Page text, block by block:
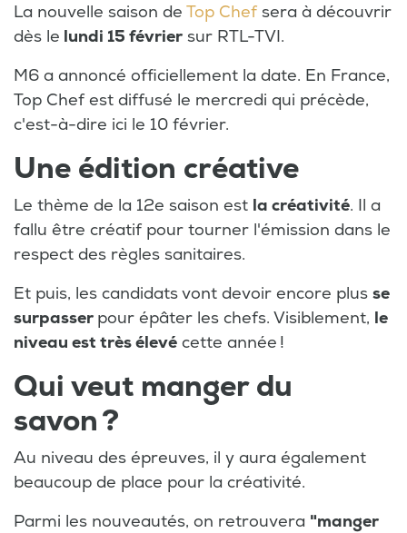
La nouvelle saison de Top Chef sera à découvrir
dès le lundi 15 février sur RTL-TVI.
M6 a annoncé officiellement la date. En France,
Top Chef est diffusé le mercredi qui précède,
c'est-à-dire ici le 10 février.
Une édition créative
Le thème de la 12e saison est la créativité. Il a
fallu être créatif pour tourner l'émission dans le
respect des règles sanitaires.
Et puis, les candidats vont devoir encore plus se
surpasser pour épâter les chefs. Visiblement, le
niveau est très élevé cette année !
Qui veut manger du
savon ?
Au niveau des épreuves, il y aura également
beaucoup de place pour la créativité.
Parmi les nouveautés, on retrouvera "manger